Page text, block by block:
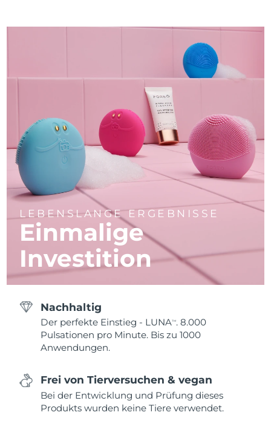
LEBENSLANGE ERGEBNISSE
Einmalige
Investition
Nachhaltig
Der perfekte Einstieg - LUNATM . 8.000
Pulsationen pro Minute. Bis zu 1000
Anwendungen.
Frei von Tierversuchen & vegan
Bei der Entwicklung und Prüfung dieses
Produkts wurden keine Tiere verwendet.